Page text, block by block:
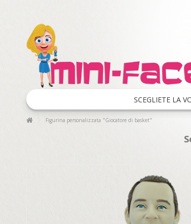
SCEGLIETE LA
Figurina personalizzata "Giocatore di basket"